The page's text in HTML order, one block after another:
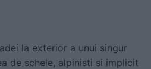
la exterior a unui singur
de schele, alpinisti si implicit